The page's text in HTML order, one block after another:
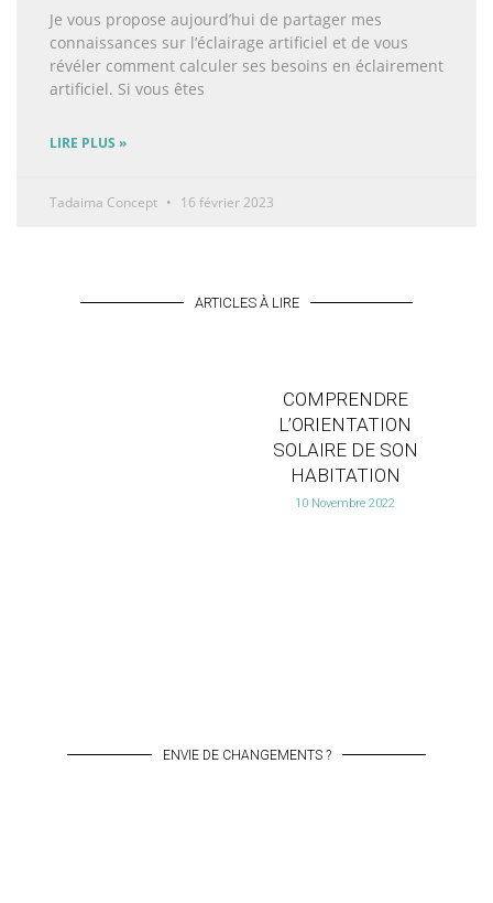
Je vous propose aujourd’hui de partager mes
connaissances sur l’éclairage artificiel et de vous
révéler comment calculer ses besoins en éclairement
artificiel. Si vous êtes
LIRE PLUS »
Tadaima Concept 16 février 2023
ARTICLES À LIRE
COMPRENDRE
L’ORIENTATION
SOLAIRE DE SON
HABITATION
10 Novembre 2022
ENVIE DE CHANGEMENTS ?